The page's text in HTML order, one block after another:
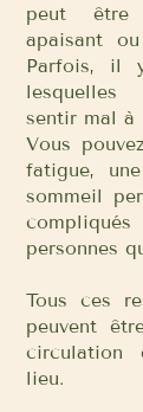
peut être
apaisant
Parfois, il
lesquelles
sentir mal à
Vous
fatigue,
sommeil
personnes
Tous ces
peuvent
circulation
lieu.